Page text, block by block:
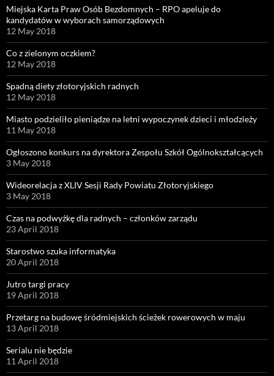
Miejska Karta Praw Osób Bezdomnych – RPO apeluje do
kandydatów w wyborach samorządowych
12 May 2018
Co z zielonym oczkiem?
12 May 2018
Spadną diety złotoryjskich radnych
12 May 2018
Miasto podzieliło pieniądze na letni wypoczynek dzieci i młodzieży
11 May 2018
Ogłoszono konkurs na dyrektora Zespołu Szkół Ogólnokształcących
3 May 2018
Wideorelacja z XLIV Sesji Rady Powiatu Złotoryjskiego
3 May 2018
Czas na podwyżkę dla radnych – członków zarządu
23 April 2018
Starostwo szuka informatyka
20 April 2018
Jutro targi pracy
19 April 2018
Przetarg na budowę śródmiejskich ścieżek rowerowych w maju
13 April 2018
Serialu nie będzie
11 April 2018